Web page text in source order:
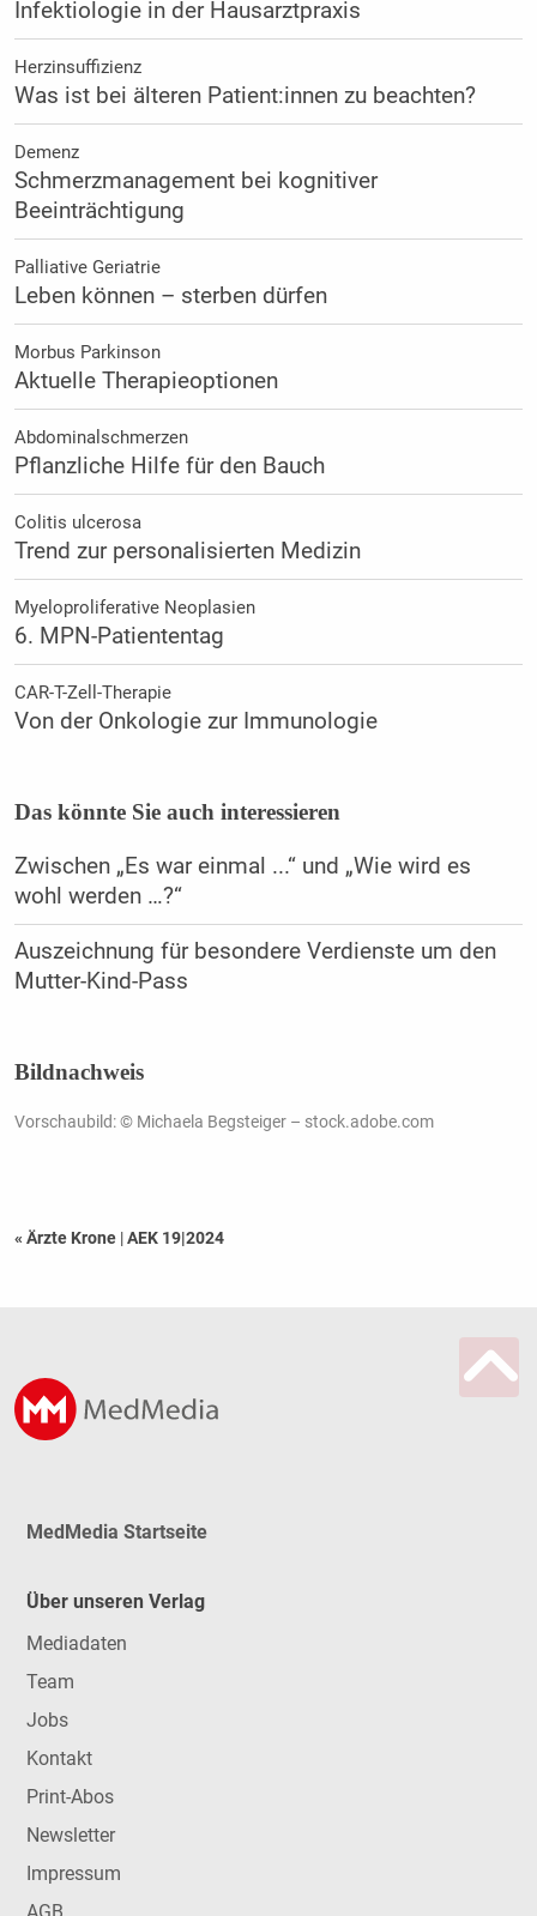
Infektiologie in der Hausarztpraxis
Herzinsuffizienz
Was ist bei älteren Patient:innen zu beachten?
Demenz
Schmerzmanagement bei kognitiver
Beeinträchtigung
Palliative Geriatrie
Leben können – sterben dürfen
Morbus Parkinson
Aktuelle Therapieoptionen
Abdominalschmerzen
Pflanzliche Hilfe für den Bauch
Colitis ulcerosa
Trend zur personalisierten Medizin
Myeloproliferative Neoplasien
6. MPN-Patiententag
CAR-T-Zell-Therapie
Von der Onkologie zur Immunologie
Das könnte Sie auch interessieren
Zwischen „Es war einmal ...“ und „Wie wird es
wohl werden …?“
Auszeichnung für besondere Verdienste um den
Mutter-Kind-Pass
Bildnachweis
Vorschaubild: © Michaela Begsteiger – stock.adobe.com
« Ärzte Krone |AEK 19|2024
MedMedia Startseite
Über unseren Verlag
Mediadaten
Team
Jobs
Kontakt
Print-Abos
Newsletter
Impressum
AGB